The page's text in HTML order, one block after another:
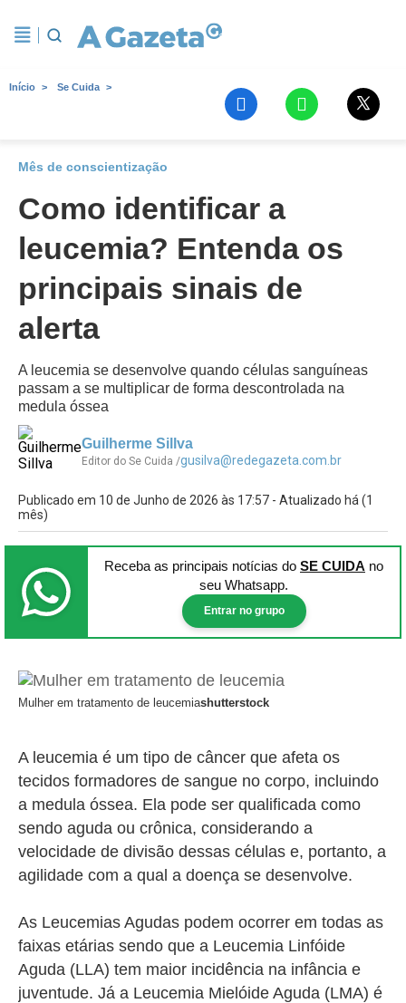
Início Se Cuida
Mês de conscientização
Como identificar a
leucemia? Entenda os
principais sinais de
alerta
A leucemia se desenvolve quando células sanguíneas
passam a se multiplicar de forma descontrolada na
medula óssea
Guilherme Sillva
Editor do Se Cuida /gusilva@redegazeta.com.br
Publicado em 10 de Junho de 2026 às 17:57 - Atualizado há (1
mês)
Receba as principais notícias do SE CUIDA no
seu Whatsapp.
Entrar no grupo
Mulher em tratamento de leucemiashutterstock
A leucemia é um tipo de câncer que afeta os
tecidos formadores de sangue no corpo, incluindo
a medula óssea. Ela pode ser qualificada como
sendo aguda ou crônica, considerando a
velocidade de divisão dessas células e, portanto, a
agilidade com a qual a doença se desenvolve.
As Leucemias Agudas podem ocorrer em todas as
faixas etárias sendo que a Leucemia Linfóide
Aguda (LLA) tem maior incidência na infância e
juventude. Já a Leucemia Mielóide Aguda (LMA) é